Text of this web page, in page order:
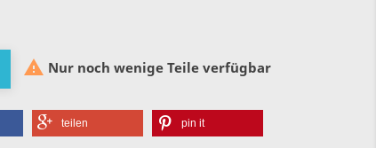
 Nur noch wenige Teile verfügbar
teilen pin it